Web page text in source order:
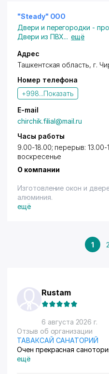
"Steady" ООО
Двери и перегородки -
Двери из ПВХ... ещё
Адрес
Ташкентская область, г.
Номер телефона
+998...Показать
E-mail
chirchik.filial@mail.ru
Часы работы
9.00-18.00; перерыв: 13.00-
воскресенье
О компании
Изготовление окон и
алюминия.
ещё
1 2
Rustam
6 августа 2026 г.
Отзыв об организации
ТАВАКСАЙ САНАТОРИЙ
Очен прекрасная
ещё